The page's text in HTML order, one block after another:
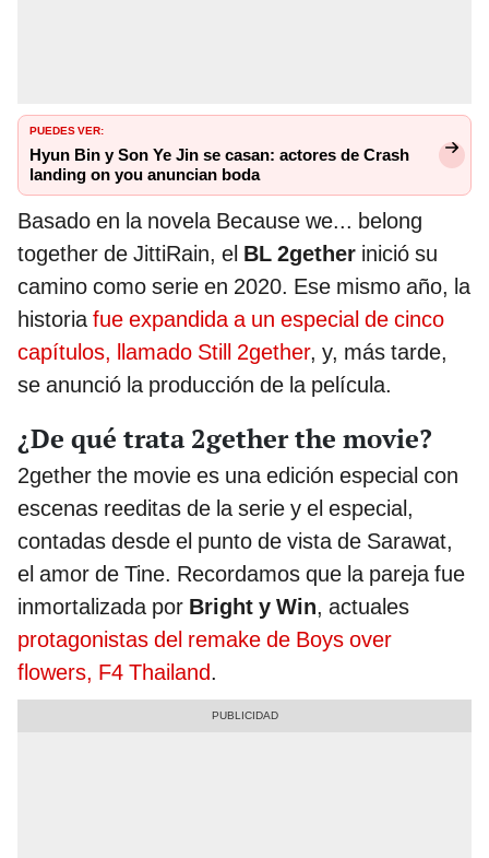
PUEDES VER:
Hyun Bin y Son Ye Jin se casan: actores de Crash
landing on you anuncian boda
Basado en la novela Because we... belong
together de JittiRain, el BL 2gether inició su
camino como serie en 2020. Ese mismo año, la
historiafue expandida a un especial de cinco
capítulos, llamado Still 2gether, y, más tarde,
se anunció la producción de la película.
¿De qué trata 2gether the movie?
2gether the movie es una edición especial con
escenas reeditas de la serie y el especial,
contadas desde el punto de vista de Sarawat,
el amor de Tine. Recordamos que la pareja fue
inmortalizada por Bright y Win, actuales
protagonistas del remake de Boys over
flowers, F4 Thailand.